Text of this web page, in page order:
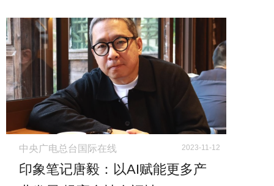
中央广电总台国际在线 2023-11-12
印象笔记唐毅：以AI赋能更多产